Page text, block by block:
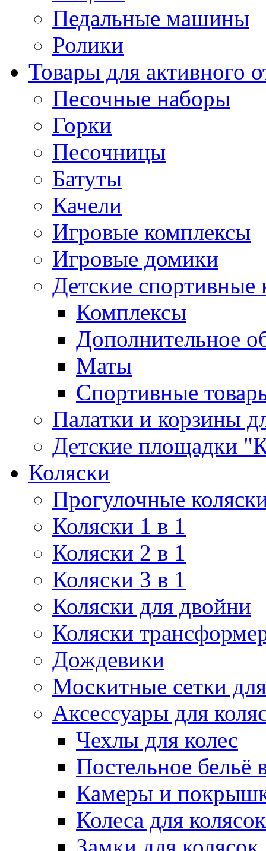
Педальные машины
Ролики
Товары для активного
Песочные наборы
Горки
Песочницы
Батуты
Качели
Игровые комплексы
Игровые домики
Детские спортивные
Комплексы
Дополнительное
Маты
Спортивные
Палатки и корзины
Детские площадки
Коляски
Прогулочные
Коляски 1 в 1
Коляски 2 в 1
Коляски 3 в 1
Коляски для двойни
Коляски
Дождевики
Москитные сетки
Аксессуары для
Чехлы для колес
Постельное бельё
Камеры и
Колеса для колясок